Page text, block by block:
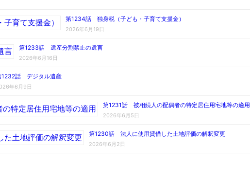
第1234話 独身税（子ども・子育て支援金）
2026年6月19日
第1233話 遺産分割禁止の遺言
2026年6月16日
1232話 デジタル遺産
年6月9日
第1231話 被相続人の配偶者の特定居住用宅地等の適用
2026年6月5日
第1230話 法人に使用貸借した土地評価の解釈変更
2026年6月2日